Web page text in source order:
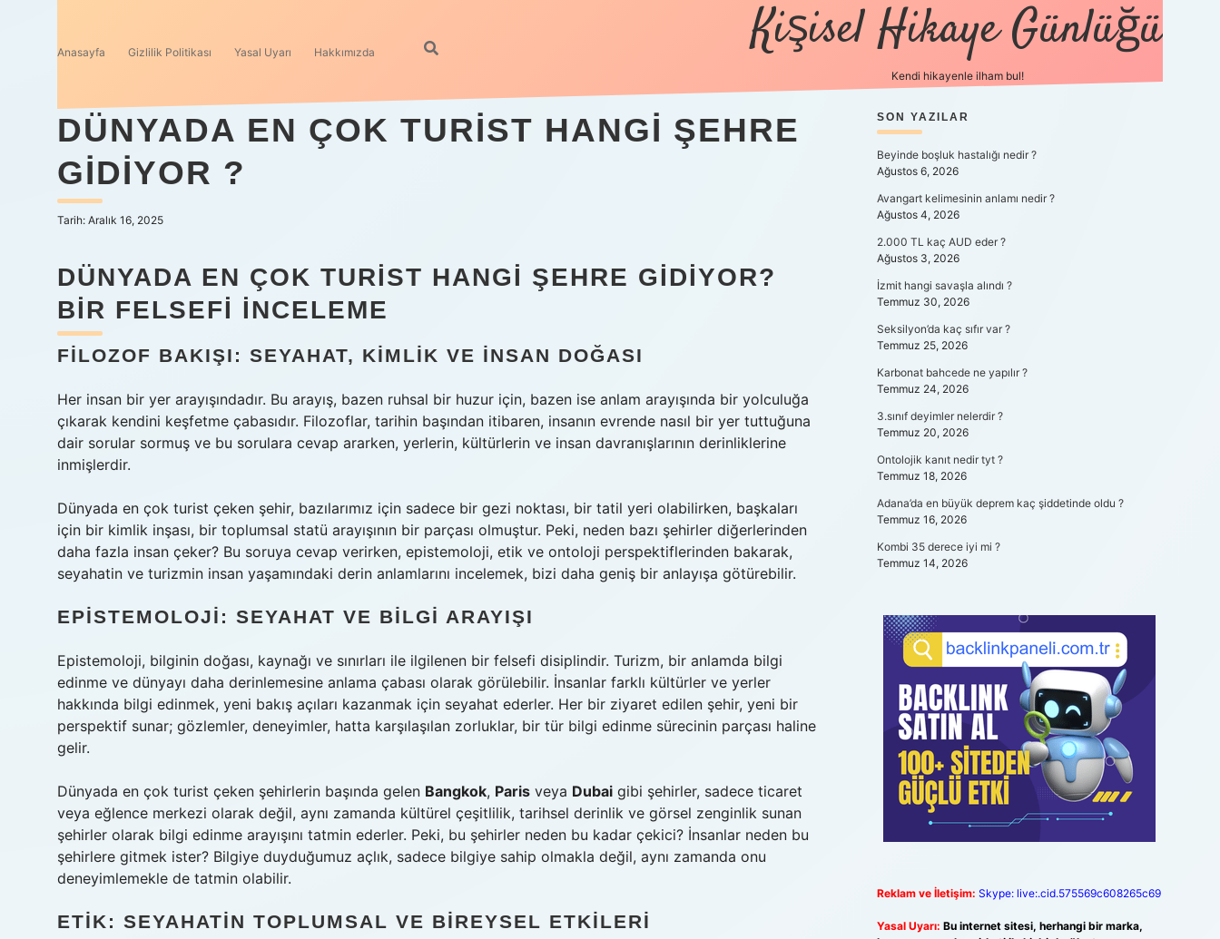
Anasayfa Gizlilik Politikası Yasal Uyarı Hakkımızda Kişisel Hikaye Günlüğü
Kendi hikayenle ilham bul!
DÜNYADA EN ÇOK TURIST HANGI ŞEHRE
GIDIYOR ?
Tarih: Aralık 16, 2025
DÜNYADA EN ÇOK TURIST HANGI ŞEHRE GIDIYOR?
BIR FELSEFI İNCELEME
FILOZOF BAKIŞI: SEYAHAT, KIMLIK VE İNSAN DOĞASI
Her insan bir yer arayışındadır. Bu arayış, bazen ruhsal bir huzur için, bazen ise anlam arayışında bir yolculuğa
çıkarak kendini keşfetme çabasıdır. Filozoflar, tarihin başından itibaren, insanın evrende nasıl bir yer tuttuğuna
dair sorular sormuş ve bu sorulara cevap ararken, yerlerin, kültürlerin ve insan davranışlarının derinliklerine
inmişlerdir.
Dünyada en çok turist çeken şehir, bazılarımız için sadece bir gezi noktası, bir tatil yeri olabilirken, başkaları
için bir kimlik inşası, bir toplumsal statü arayışının bir parçası olmuştur. Peki, neden bazı şehirler diğerlerinden
daha fazla insan çeker? Bu soruya cevap verirken, epistemoloji, etik ve ontoloji perspektiflerinden bakarak,
seyahatin ve turizmin insan yaşamındaki derin anlamlarını incelemek, bizi daha geniş bir anlayışa götürebilir.
EPISTEMOLOJI: SEYAHAT VE BILGI ARAYIŞI
Epistemoloji, bilginin doğası, kaynağı ve sınırları ile ilgilenen bir felsefi disiplindir. Turizm, bir anlamda bilgi
edinme ve dünyayı daha derinlemesine anlama çabası olarak görülebilir. İnsanlar farklı kültürler ve yerler
hakkında bilgi edinmek, yeni bakış açıları kazanmak için seyahat ederler. Her bir ziyaret edilen şehir, yeni bir
perspektif sunar; gözlemler, deneyimler, hatta karşılaşılan zorluklar, bir tür bilgi edinme sürecinin parçası haline
gelir.
Dünyada en çok turist çeken şehirlerin başında gelen Bangkok, Paris veya Dubai gibi şehirler, sadece ticaret
veya eğlence merkezi olarak değil, aynı zamanda kültürel çeşitlilik, tarihsel derinlik ve görsel zenginlik sunan
şehirler olarak bilgi edinme arayışını tatmin ederler. Peki, bu şehirler neden bu kadar çekici? İnsanlar neden bu
şehirlere gitmek ister? Bilgiye duyduğumuz açlık, sadece bilgiye sahip olmakla değil, aynı zamanda onu
deneyimlemekle de tatmin olabilir.
ETIK: SEYAHATIN TOPLUMSAL VE BIREYSEL ETKILERI
SIDEBAR
SON YAZILAR
Beyinde boşluk hastalığı nedir ?
Ağustos 6, 2026
Avangart kelimesinin anlamı nedir ?
Ağustos 4, 2026
2.000 TL kaç AUD eder ?
Ağustos 3, 2026
İzmit hangi savaşla alındı ?
Temmuz 30, 2026
Seksilyon’da kaç sıfır var ?
Temmuz 25, 2026
Karbonat bahcede ne yapılır ?
Temmuz 24, 2026
3.sınıf deyimler nelerdir ?
Temmuz 20, 2026
Ontolojik kanıt nedir tyt ?
Temmuz 18, 2026
Adana’da en büyük deprem kaç şiddetinde oldu ?
Temmuz 16, 2026
Kombi 35 derece iyi mi ?
Temmuz 14, 2026
Reklam ve İletişim: Skype: live:.cid.575569c608265c69
Yasal Uyarı: Bu internet sitesi, herhangi bir marka,